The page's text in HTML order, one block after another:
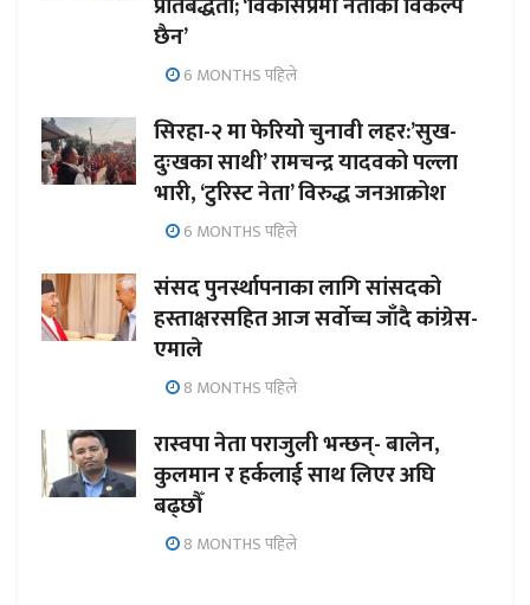
छैन’
6 MONTHS पहिले
सिरहा-२ मा फेरियो चुनावी लहर:’सुख-
दुःखका साथी’ रामचन्द्र यादवको पल्ला
भारी, ‘टुरिस्ट नेता’ विरुद्ध जनआक्रोश
6 MONTHS पहिले
संसद पुनर्स्थापनाका लागि सांसदको
हस्ताक्षरसहित आज सर्वोच्च जाँदै कांग्रेस-
एमाले
8 MONTHS पहिले
रास्वपा नेता पराजुली भन्छन्- बालेन,
कुलमान र हर्कलाई साथ लिएर अघि
बढ्छौँ
8 MONTHS पहिले